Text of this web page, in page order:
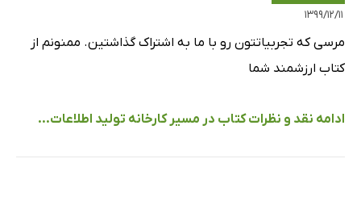
۱۳۹۹/۱۲/۱۱
مرسی که تجربیاتتون رو با ما به اشتراک گذاشتین. ممنونم از
کتاب ارزشمند شما
ادامه نقد و نظرات کتاب در مسیر کارخانه تولید اطلاعات...